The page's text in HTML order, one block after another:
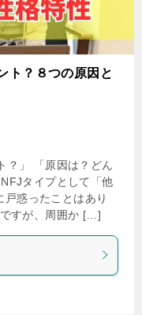
ト？８つの原因と
？」 「原因は？どん
タイプとして「他
戸惑ったことはあり
すが、周囲か […]